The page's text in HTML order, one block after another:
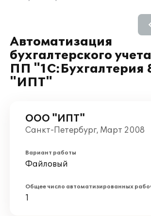
Автоматизация
бухгалтерского
ПП "1С:Бухгалтерия
"ИПТ"
ООО "ИПТ"
Санкт-Петербург, Март 2008
Вариант работы
Файловый
Общее число автоматизированных
1